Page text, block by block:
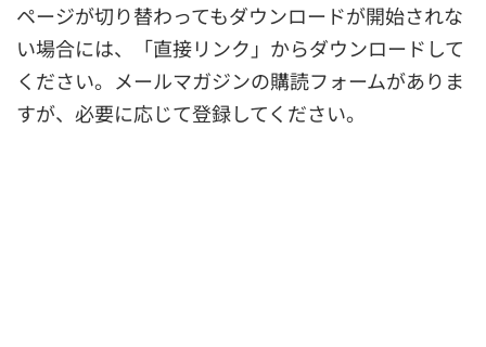
ページが切り替わってもダウンロードが開始されな
い場合には、「直接リンク」からダウンロードして
ください。メールマガジンの購読フォームがありま
すが、必要に応じて登録してください。